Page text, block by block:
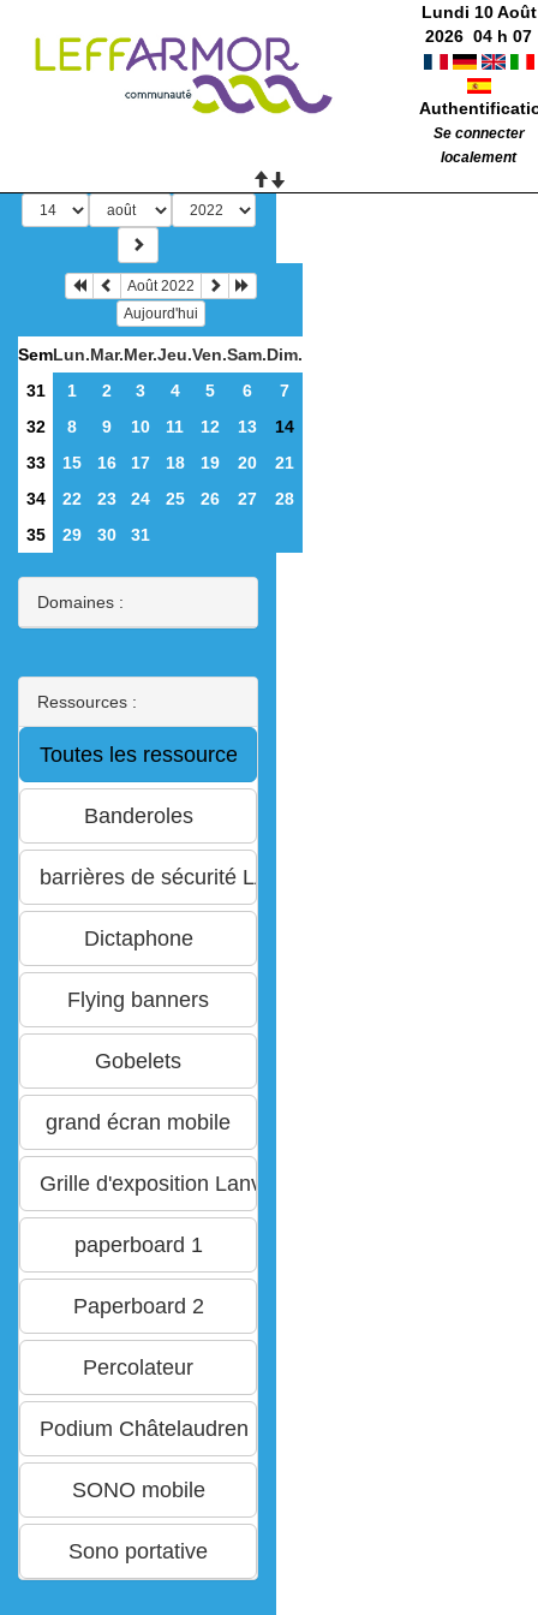
Lundi 10 Août
2026 04 h07
Se connecter
localement
Août 2022
Aujourd'hui
SemLun.Mar.Mer.Jeu.Ven.Sam.Dim.
31
1 2 3 4 5 6
7
32
8 9 10 11 12 13
14
33
15 16 17 18 19 20
21
34
22 23 24 25 26 27
28
35
29 30 31
Domaines :
Ressources :